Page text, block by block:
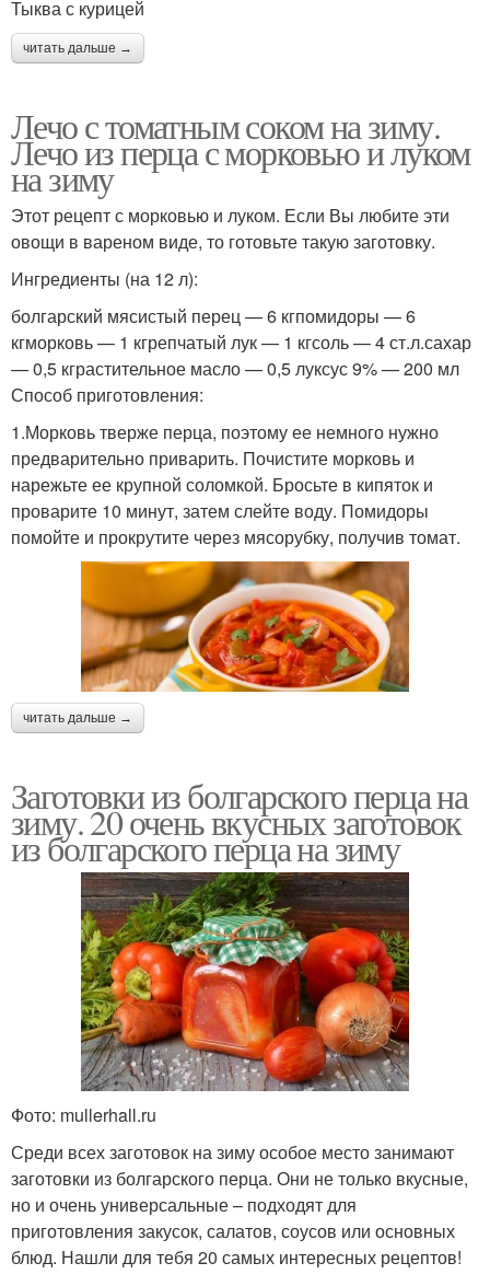
Тыква с курицей
читать дальше →
Лечо с томатным соком на зиму.
Лечо из перца с морковью и луком
на зиму
Этот рецепт с морковью и луком. Если Вы любите эти
овощи в вареном виде, то готовьте такую заготовку.
Ингредиенты (на 12 л):
болгарский мясистый перец — 6 кгпомидоры — 6
кгморковь — 1 кгрепчатый лук — 1 кгсоль — 4 ст.л.сахар
— 0,5 кграстительное масло — 0,5 луксус 9% — 200 мл
Способ приготовления:
1.Морковь тверже перца, поэтому ее немного нужно
предварительно приварить. Почистите морковь и
нарежьте ее крупной соломкой. Бросьте в кипяток и
проварите 10 минут, затем слейте воду. Помидоры
помойте и прокрутите через мясорубку, получив томат.
читать дальше →
Заготовки из болгарского перца на
зиму. 20 очень вкусных заготовок
из болгарского перца на зиму
Фото: mullerhall.ru
Среди всех заготовок на зиму особое место занимают
заготовки из болгарского перца. Они не только вкусные,
но и очень универсальные – подходят для
приготовления закусок, салатов, соусов или основных
блюд. Нашли для тебя 20 самых интересных рецептов!